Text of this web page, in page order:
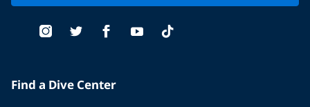
Find a Dive Center